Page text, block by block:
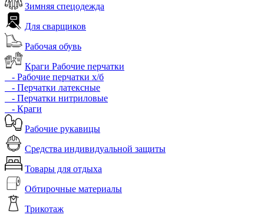
Зимняя спецодежда
Для сварщиков
Рабочая обувь
Краги Рабочие перчатки
- Рабочие перчатки х/б
- Перчатки латексные
- Перчатки нитриловые
- Краги
Рабочие рукавицы
Средства индивидуальной защиты
Товары для отдыха
Обтирочные материалы
Трикотаж